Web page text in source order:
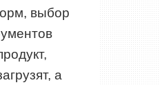
выбор
а